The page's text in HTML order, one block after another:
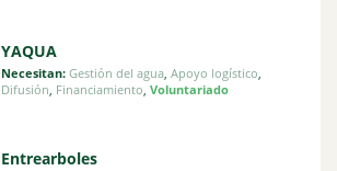
YAQUA
Necesitan: Gestión del agua, Apoyo logístico
Difusión Financiamiento Voluntariado
Entrearboles